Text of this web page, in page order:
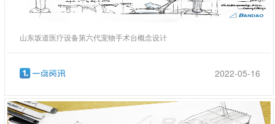
山东坂道医疗设备第六代宠物手术台概念设计
2022-05-16